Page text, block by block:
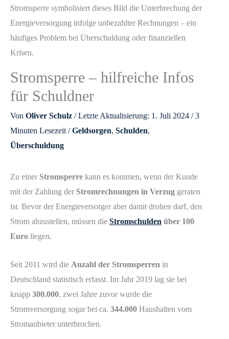
Stromsperre – hilfreiche Infos
für Schuldner
Von Oliver Schulz / Letzte Aktualisierung: 1. Juli 2024 /3
Minuten Lesezeit/Geldsorgen, Schulden,
Überschuldung
Zu einer Stromsperre kann es kommen, wenn der Kunde
mit der Zahlung der Stromrechnungen in Verzug geraten
ist. Bevor der Energieversorger aber damit drohen darf, den
Strom abzustellen, müssen die Stromschulden über 100
Euro liegen.
Seit 2011 wird die Anzahl der Stromsperren in
Deutschland statistisch erfasst. Im Jahr 2019 lag sie bei
knapp 300.000, zwei Jahre zuvor wurde die
Stromversorgung sogar bei ca. 344.000 Haushalten vom
Stromanbieter unterbrochen.